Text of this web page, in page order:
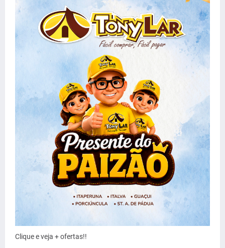
Clique e veja + ofertas!!